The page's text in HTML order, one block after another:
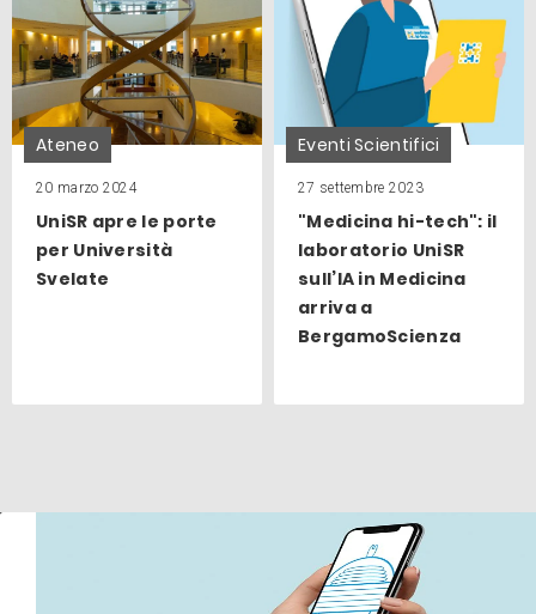
Ateneo
20 marzo 2024
UniSR apre le porte
per Università
Svelate
Eventi Scientifici
27 settembre 2023
"Medicina hi-tech": il
laboratorio UniSR
sull’IA in Medicina
arriva a
BergamoScienza